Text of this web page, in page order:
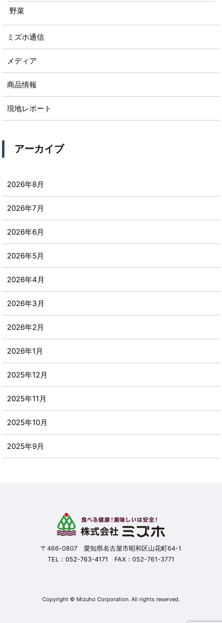
野菜
ミズホ通信
メディア
商品情報
現地レポート
アーカイブ
2026年8月
2026年7月
2026年6月
2026年5月
2026年4月
2026年3月
2026年2月
2026年1月
2025年12月
2025年11月
2025年10月
2025年9月
〒466-0807 愛知県名古屋市昭和区山花町64-1
TEL： 052-763-4171 FAX：052-761-3771
Copyright © Mizuho Corporation. All rights reserved.